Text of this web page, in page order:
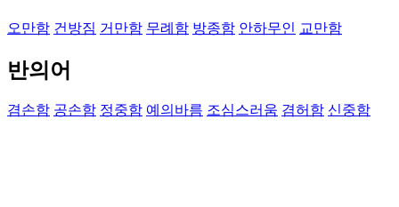
오만함 건방짐 거만함 무례함 방종함 안하무인 교만함
반의어
겸손함 공손함 정중함 예의바름 조심스러움 겸허함 신중함